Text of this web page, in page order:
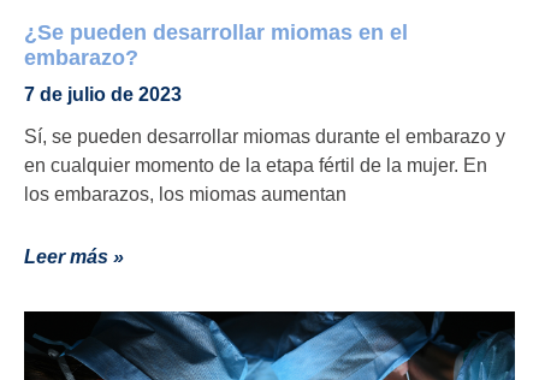
¿Se pueden desarrollar miomas en el
embarazo?
7 de julio de 2023
Sí, se pueden desarrollar miomas durante el embarazo y
en cualquier momento de la etapa fértil de la mujer. En
los embarazos, los miomas aumentan
Leer más »